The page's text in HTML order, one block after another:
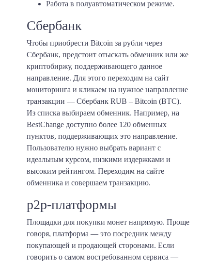
Работа в полуавтоматическом режиме.
Сбербанк
Чтобы приобрести Bitcoin за рубли через
Сбербанк, предстоит отыскать обменник или же
криптобиржу, поддерживающего данное
направление. Для этого переходим на сайт
мониторинга и кликаем на нужное направление
транзакции — Сбербанк RUB – Bitcoin (BTC).
Из списка выбираем обменник. Например, на
BestChange доступно более 120 обменных
пунктов, поддерживающих это направление.
Пользователю нужно выбрать вариант с
идеальным курсом, низкими издержками и
высоким рейтингом. Переходим на сайте
обменника и совершаем транзакцию.
p2p-платформы
Площадки для покупки монет напрямую. Проще
говоря, платформа — это посредник между
покупающей и продающей сторонами. Если
говорить о самом востребованном сервиса —